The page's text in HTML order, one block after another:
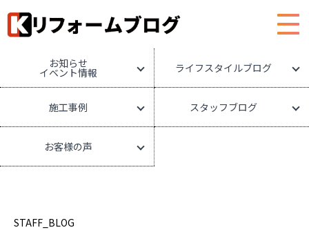
お知らせ
イベント情報 ライフスタイルブログ
施工事例 スタッフブログ
お客様の声
STAFF_BLOG